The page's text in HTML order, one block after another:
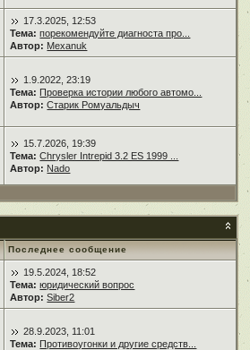
17.3.2025, 12:53
Тема: порекомендуйте диагноста про...
Автор: Mexanuk
1.9.2022, 23:19
Тема: Проверка истории любого автомо...
Автор: Старик Ромуальдыч
15.7.2026, 19:39
Тема: Chrysler Intrepid 3.2 ES 1999 ...
Автор: Nado
Последнее сообщение
19.5.2024, 18:52
Тема: юридический вопрос
Автор: Siber2
28.9.2023, 11:01
Тема: Противоугонки и другие средств...